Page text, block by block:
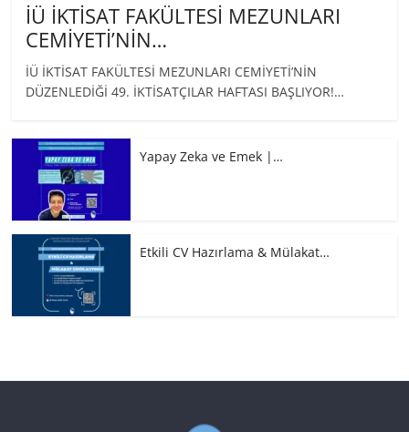
İÜ İKTİSAT FAKÜLTESİ MEZUNLARI
CEMİYETİ’NİN…
İÜ İKTİSAT FAKÜLTESİ MEZUNLARI CEMİYETİ’NİN
DÜZENLEDİĞİ 49. İKTİSATÇILAR HAFTASI BAŞLIYOR!…
Yapay Zeka ve Emek |…
Etkili CV Hazırlama & Mülakat…